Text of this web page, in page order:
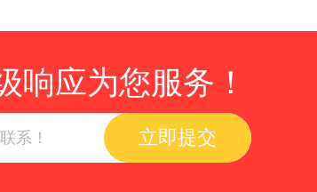
响应为您服务！
立即提交